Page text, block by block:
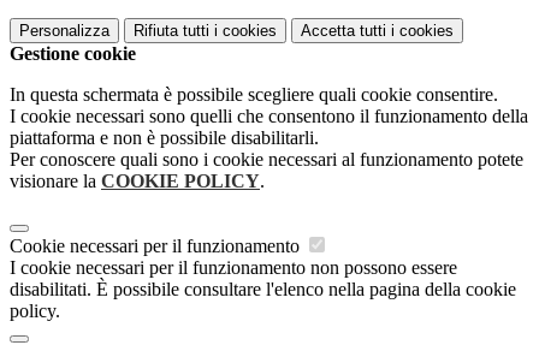
Personalizza Rifiuta tutti i cookies Accetta tutti i cookies
Gestione cookie
In questa schermata è possibile scegliere quali cookie consentire.
I cookie necessari sono quelli che consentono il funzionamento della
piattaforma e non è possibile disabilitarli.
Per conoscere quali sono i cookie necessari al funzionamento potete
visionare la COOKIE POLICY.
Cookie necessari per il funzionamento
I cookie necessari per il funzionamento non possono essere
disabilitati. È possibile consultare l'elenco nella pagina della cookie
policy.